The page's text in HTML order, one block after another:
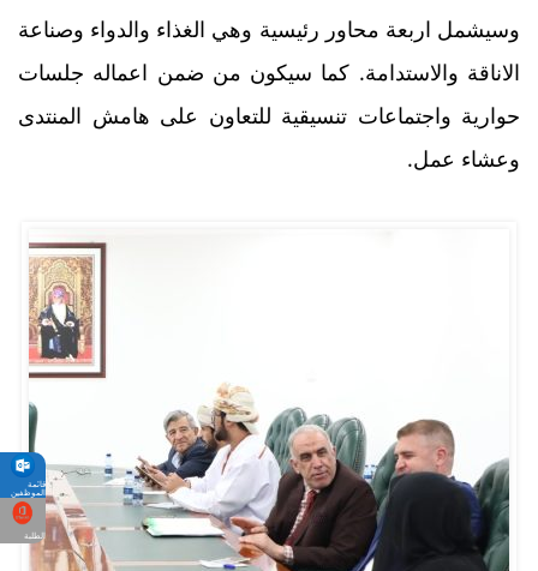
وسيشمل اربعة محاور رئيسية وهي الغذاء والدواء وصناعة
الاناقة والاستدامة. كما سيكون من ضمن اعماله جلسات
حوارية واجتماعات تنسيقية للتعاون على هامش المنتدى
وعشاء عمل.
قائمة
الموظفين
الطلبة